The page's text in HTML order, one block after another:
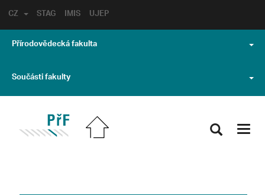
STAG IMIS UJEP
CZ
Přírodovědecká fakulta
Součásti fakulty